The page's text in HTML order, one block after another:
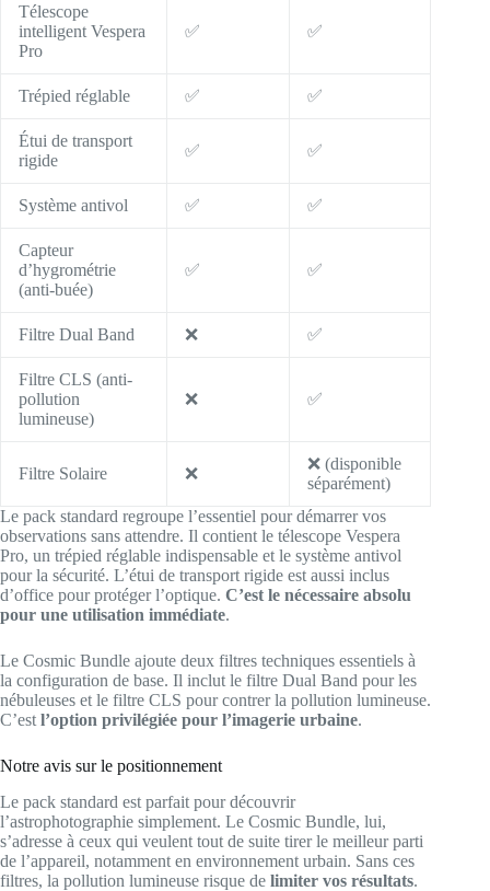
Télescope
intelligent Vespera
Pro
✅ ✅
Trépied réglable ✅ ✅
Étui de transport
rigide
✅ ✅
Système antivol ✅ ✅
Capteur
d’hygrométrie
(anti-buée)
✅ ✅
Filtre Dual Band ❌ ✅
Filtre CLS (anti-
pollution
lumineuse)
❌ ✅
Filtre Solaire ❌
❌ (disponible
séparément)
Le pack standard regroupe l’essentiel pour démarrer vos
observations sans attendre. Il contient le télescope Vespera
Pro, un trépied réglable indispensable et le système antivol
pour la sécurité. L’étui de transport rigide est aussi inclus
d’office pour protéger l’optique. C’est le nécessaire absolu
pour une utilisation immédiate.
Le Cosmic Bundle ajoute deux filtres techniques essentiels à
la configuration de base. Il inclut le filtre Dual Band pour les
nébuleuses et le filtre CLS pour contrer la pollution lumineuse.
C’est l’option privilégiée pour l’imagerie urbaine.
Notre avis sur le positionnement
Le pack standard est parfait pour découvrir
l’astrophotographie simplement. Le Cosmic Bundle, lui,
s’adresse à ceux qui veulent tout de suite tirer le meilleur parti
de l’appareil, notamment en environnement urbain. Sans ces
filtres, la pollution lumineuse risque de limiter vos résultats.